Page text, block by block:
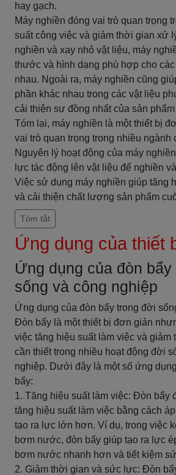
hay gạch.
Máy nghiền đóng vai trò quan trọng
suất công việc và giảm thời gian xử
nghiền và xay nhỏ vật liệu, máy
thước và hình dạng phù hợp cho
nhau. Ngoài ra, máy nghiền cũng
phần khác nhau trong các vật liệu
cải thiện sự đồng nhất của sản
Tóm lại, máy nghiền là một thiết bị
vai trò quan trọng trong nhiều ngành
Nguyên lý hoạt động của máy
lực tác động lên vật liệu để nghiền
Việc sử dụng máy nghiền giúp tăng
và cải thiện chất lượng sản phẩm
Tóm tắt
Ứng dụng của thiết
Ứng dụng của đòn bẩy
sống và công nghiệp
Ứng dụng của đòn bẩy trong đời
Đòn bẩy là một thiết bị đơn giản
việc tăng hiệu suất làm việc và
cần thiết trong nhiều hoạt động đời
nghiệp. Dưới đây là một số ứng
bẩy:
1. Tăng hiệu suất làm việc: Đòn bẩy
tăng hiệu suất làm việc bằng cách
tạo ra lực lớn hơn. Ví dụ, trong việc
bơm nước, đòn bẩy giúp tạo ra lực
bơm nước nhanh hơn và tiết kiệm
2. Giảm thời gian và sức lực: Đòn